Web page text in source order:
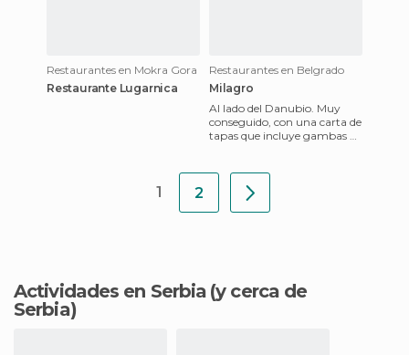
Restaurantes en Mokra Gora
Restaurante Lugarnica
Restaurantes en Belgrado
Milagro
Al lado del Danubio. Muy
conseguido, con una carta de
tapas que incluye gambas al
1 2
Actividades en Serbia (y cerca de
Serbia)